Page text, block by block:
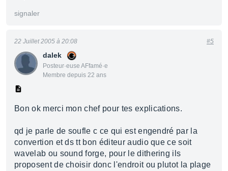
signaler
dalek
Posteur·euse AFfamé·e
Membre depuis 22 ans
22 Juillet 2005 à 20:08 #5
Bon ok merci mon chef pour tes explications.
qd je parle de soufle c ce qui est engendré par la
convertion et ds tt bon éditeur audio que ce soit
wavelab ou sound forge, pour le dithering ils
proposent de choisir donc l'endroit ou plutot la plage